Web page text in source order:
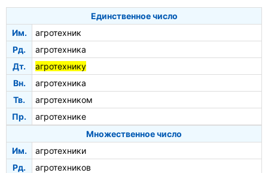
Единственное число
Им.
агротехник
Рд.
агротехника
Дт.
агротехнику
Вн.
агротехника
Тв.
агротехником
Пр.
агротехнике
Множественное число
Им.
агротехники
Рд.
агротехников